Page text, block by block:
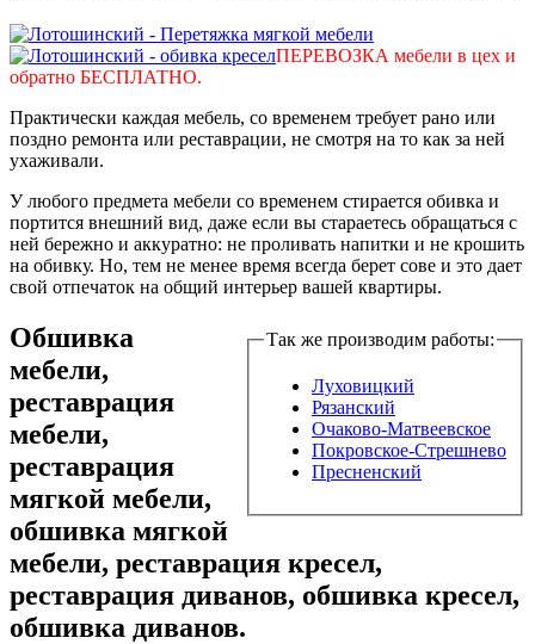
ПЕРЕВОЗКА мебели в цех и
обратно БЕСПЛАТНО.
Практически каждая мебель, со временем требует рано или
поздно ремонта или реставрации, не смотря на то как за ней
ухаживали.
У любого предмета мебели со временем стирается обивка и
портится внешний вид, даже если вы стараетесь обращаться с
ней бережно и аккуратно: не проливать напитки и не крошить
на обивку. Но, тем не менее время всегда берет сове и это дает
свой отпечаток на общий интерьер вашей квартиры.
Так же производим работы:
Луховицкий
Рязанский
Очаково-Матвеевское
Покровское-Стрешнево
Пресненский
Обшивка
мебели,
реставрация
мебели,
реставрация
мягкой мебели,
обшивка мягкой
мебели, реставрация кресел,
реставрация диванов, обшивка кресел,
обшивка диванов.